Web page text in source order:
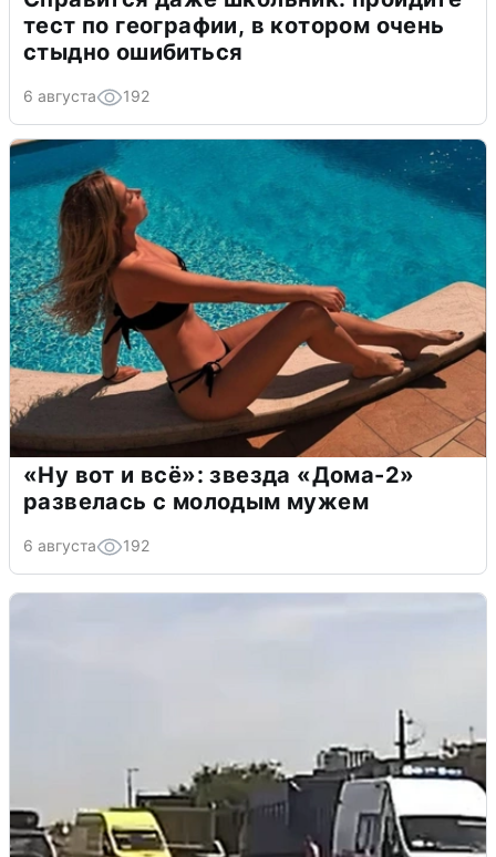
тест по географии, в котором очень
стыдно ошибиться
6 августа 192
«Ну вот и всё»: звезда «Дома-2»
развелась с молодым мужем
6 августа 192